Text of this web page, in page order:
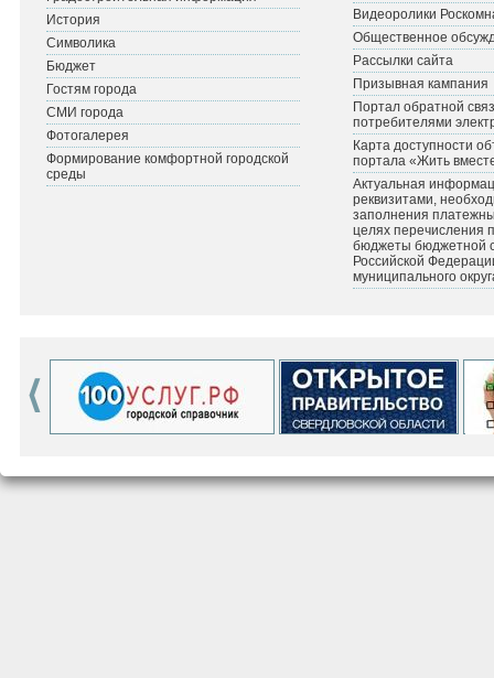
История
Символика
Бюджет
Гостям города
СМИ города
Фотогалерея
Формирование комфортной городской
среды
Видеоролики
Общественное
Рассылки сайта
Призывная кампания
Портал обратной
потребителями
Карта доступности
портала «Жить
Актуальная
реквизитами,
заполнения
целях перечисления
бюджеты бюджетной
Российской
муниципального